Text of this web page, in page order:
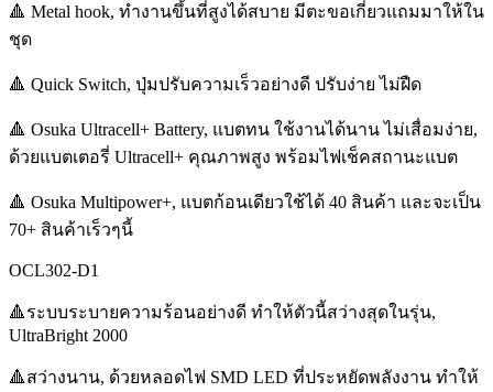
🔺 Metal hook, ทำงานขึ้นที่สูงได้สบาย มีตะขอเกี่ยวแถมมาให้ใน
ชุด
🔺 Quick Switch, ปุ่มปรับความเร็วอย่างดี ปรับง่าย ไม่ฝืด
🔺 Osuka Ultracell+ Battery, แบตทน ใช้งานได้นาน ไม่เสื่อมง่าย,
ด้วยแบตเตอรี่ Ultracell+ คุณภาพสูง พร้อมไฟเช็คสถานะแบต
🔺 Osuka Multipower+, แบตก้อนเดียวใช้ได้ 40 สินค้า และจะเป็น
70+ สินค้าเร็วๆนี้
OCL302-D1
🔺ระบบระบายความร้อนอย่างดี ทำให้ตัวนี้สว่างสุดในรุ่น,
UltraBright 2000
🔺สว่างนาน, ด้วยหลอดไฟ SMD LED ที่ประหยัดพลังงาน ทำให้